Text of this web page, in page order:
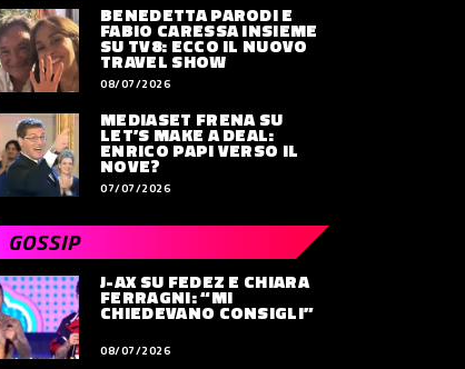
BENEDETTA PARODI E
FABIO CARESSA INSIEME
SU TV8: ECCO IL NUOVO
TRAVEL SHOW
08/07/2026
MEDIASET FRENA SU
LET’S MAKE A DEAL:
ENRICO PAPI VERSO IL
NOVE?
07/07/2026
GOSSIP
J-AX SU FEDEZ E CHIARA
FERRAGNI: “MI
CHIEDEVANO CONSIGLI”
08/07/2026